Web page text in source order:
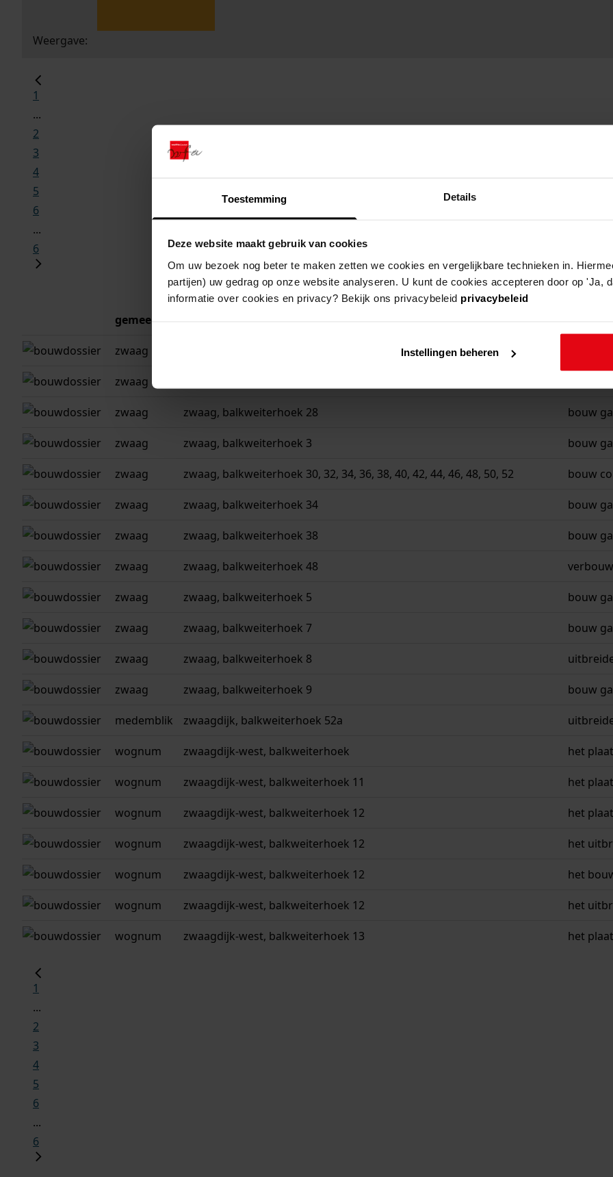
Toestemming Details
Deze website maakt gebruik van cookies
Om uw bezoek nog beter te maken zetten we cookies en vergelijkbare technieken in.
partijen) uw gedrag op onze website analyseren. U kunt de cookies accepteren door op 'Ja,
informatie over cookies en privacy? Bekijk ons privacybeleid privacybeleid
Instellingen beheren
Weergave:
1
...
2
3
4
5
6
...
6
gemeente
zwaag
zwaag
zwaag zwaag, balkweiterhoek 28 bouw
zwaag zwaag, balkweiterhoek 3 bouw
zwaag zwaag, balkweiterhoek 30, 32, 34, 36, 38, 40, 42, 44, 46, 48, 50, 52 bouw
zwaag zwaag, balkweiterhoek 34 bouw
zwaag zwaag, balkweiterhoek 38 bouw
zwaag zwaag, balkweiterhoek 48
zwaag zwaag, balkweiterhoek 5 bouw
zwaag zwaag, balkweiterhoek 7 bouw
zwaag zwaag, balkweiterhoek 8
zwaag zwaag, balkweiterhoek 9 bouw
medemblik zwaagdijk, balkweiterhoek 52a
wognum zwaagdijk-west, balkweiterhoek het
wognum zwaagdijk-west, balkweiterhoek 11 het
wognum zwaagdijk-west, balkweiterhoek 12 het
wognum zwaagdijk-west, balkweiterhoek 12 het
wognum zwaagdijk-west, balkweiterhoek 12 het
wognum zwaagdijk-west, balkweiterhoek 12 het
wognum zwaagdijk-west, balkweiterhoek 13 het
1
...
2
3
4
5
6
...
6